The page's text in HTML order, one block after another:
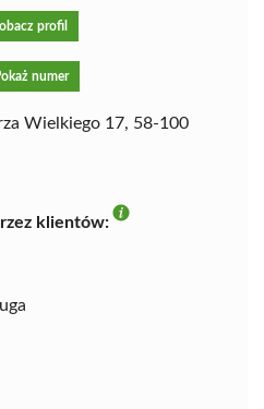
profil
numer
Wielkiego 17, 58-100
klientów: